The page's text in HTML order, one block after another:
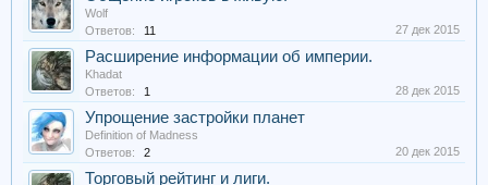
Wolf
Ответов:
11 27 дек 2015
Расширение информации об империи.
Khadat
Ответов:
1 28 дек 2015
Упрощение застройки планет
Definition of Madness
Ответов:
2 20 дек 2015
Торговый рейтинг и лиги.